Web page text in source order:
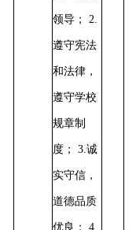
领导； 2.
遵守宪法
和法律，
遵守学校
规章制
度； 3.诚
实守信，
道德品质
优良； 4.